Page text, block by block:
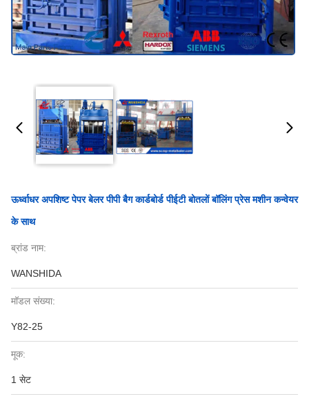
ऊर्ध्वाधर अपशिष्ट पेपर बेलर पीपी बैग कार्डबोर्ड पीईटी बोतलों बॉलिंग प्रेस मशीन कन्वेयर
के साथ
ब्रांड नाम:
WANSHIDA
मॉडल संख्या:
Y82-25
मूक:
1 सेट